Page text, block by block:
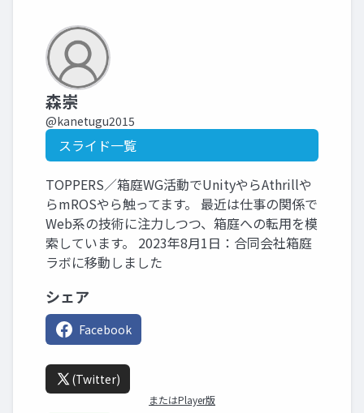
森崇
@kanetugu2015
スライド一覧
TOPPERS／箱庭WG活動でUnityやらAthrillや
らmROSやら触ってます。 最近は仕事の関係で
Web系の技術に注力しつつ、箱庭への転用を模
索しています。 2023年8月1日：合同会社箱庭
ラボに移動しました
シェア
Facebook
(Twitter)
またはPlayer版